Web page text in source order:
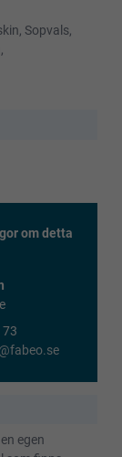
Sopvals,
om detta
73
egen